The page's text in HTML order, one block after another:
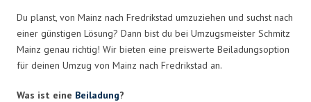
Du planst, von Mainz nach Fredrikstad umzuziehen und suchst nach
einer günstigen Lösung? Dann bist du bei Umzugsmeister Schmitz
Mainz genau richtig! Wir bieten eine preiswerte Beiladungsoption
für deinen Umzug von Mainz nach Fredrikstad an.
Was ist eine Beiladung?